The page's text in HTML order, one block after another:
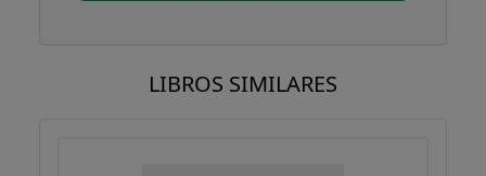
LIBROS SIMILARES